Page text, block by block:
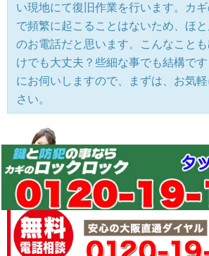
い現地にて復旧作業を行います。カ
で頻繁に起こることはないため、ほ
のお電話だと思います。こんなこと
けでも大丈夫？些細な事でも結構で
にお伺いしますので、まずは、お気
さい。